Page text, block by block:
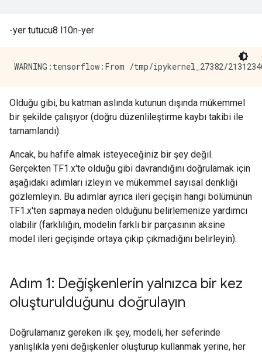
-yer tutucu8 l10n-yer
Olduğu gibi, bu katman aslında kutunun dışında mükemmel
bir şekilde çalışıyor (doğru düzenlileştirme kaybı takibi ile
tamamlandı).
Ancak, bu hafife almak isteyeceğiniz bir şey değil.
Gerçekten TF1.x'te olduğu gibi davrandığını doğrulamak için
aşağıdaki adımları izleyin ve mükemmel sayısal denkliği
gözlemleyin. Bu adımlar ayrıca ileri geçişin hangi bölümünün
TF1.x'ten sapmaya neden olduğunu belirlemenize yardımcı
olabilir (farklılığın, modelin farklı bir parçasının aksine
model ileri geçişinde ortaya çıkıp çıkmadığını belirleyin).
Adım 1: Değişkenlerin yalnızca bir kez
oluşturulduğunu doğrulayın
Doğrulamanız gereken ilk şey, modeli, her seferinde
yanlışlıkla yeni değişkenler oluşturup kullanmak yerine, her